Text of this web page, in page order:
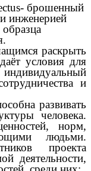
брошенный
инженерией
раскрыть
условия для
и
развивать
человека.
норм,
людьми.
проекта
деятельности,